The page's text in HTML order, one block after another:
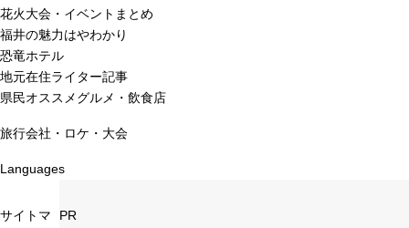
花火大会・イベントまとめ
福井の魅力はやわかり
恐竜ホテル
地元在住ライター記事
県民オススメグルメ・飲食店
旅行会社・ロケ・大会
Languages
サイトマ
PR